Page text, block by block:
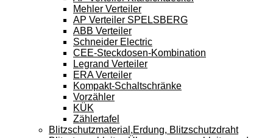
Mehler Verteiler
AP Verteiler SPELSBERG
ABB Verteiler
Schneider Electric
CEE-Steckdosen-Kombination
Legrand Verteiler
ERA Verteiler
Kompakt-Schaltschränke
Vorzähler
KÜK
Zählertafel
Blitzschutzmaterial,Erdung, Blitzschutzdraht